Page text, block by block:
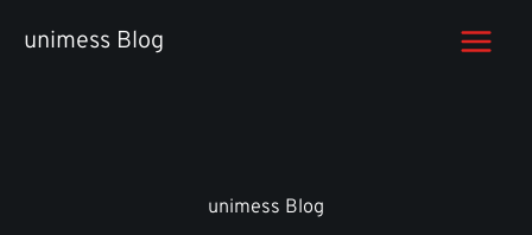
Inhaltunimess Blog
unimess Blog